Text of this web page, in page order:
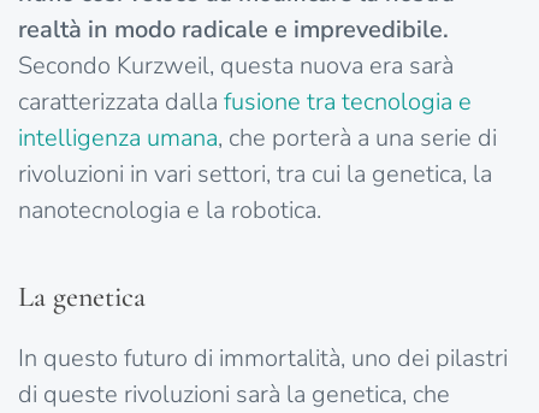
realtà in modo radicale e imprevedibile.
Secondo Kurzweil, questa nuova era sarà
caratterizzata dalla fusione tra tecnologia e
intelligenza umana, che porterà a una serie di
rivoluzioni in vari settori, tra cui la genetica, la
nanotecnologia e la robotica.
La genetica
In questo futuro di immortalità, uno dei pilastri
di queste rivoluzioni sarà la genetica, che